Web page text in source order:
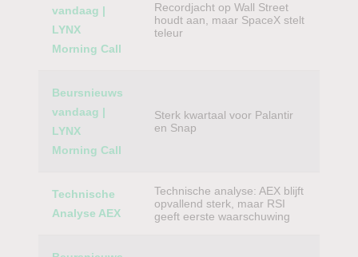
vandaag |
LYNX
Morning Call
Recordjacht op Wall Street
houdt aan, maar SpaceX stelt
teleur
Beursnieuws
vandaag |
LYNX
Morning Call
Sterk kwartaal voor Palantir
en Snap
Technische
Analyse AEX
Technische analyse: AEX blijft
opvallend sterk, maar RSI
geeft eerste waarschuwing